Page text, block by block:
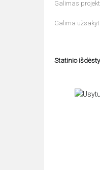
Galimas
Galima
Statinio